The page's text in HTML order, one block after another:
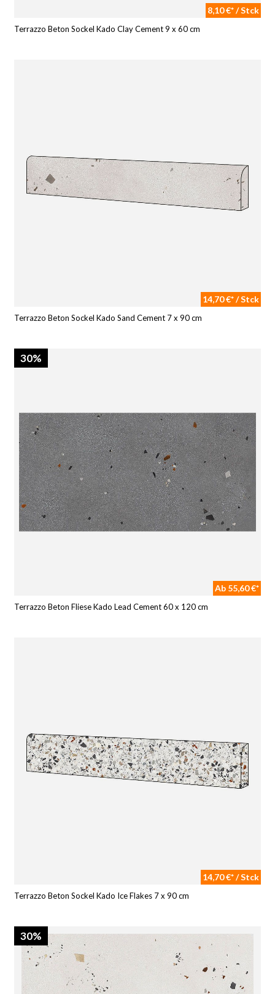
8,10 €* / Stck
Terrazzo Beton Sockel Kado Clay Cement 9 x 60 cm
14,70 €* / Stck
Terrazzo Beton Sockel Kado Sand Cement 7 x 90 cm
30%
Ab 55,60 €*
Terrazzo Beton Fliese Kado Lead Cement 60 x 120 cm
14,70 €* / Stck
Terrazzo Beton Sockel Kado Ice Flakes 7 x 90 cm
30%